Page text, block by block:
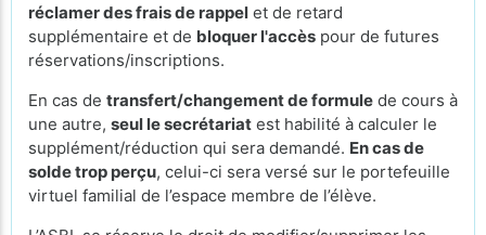
réclamer des frais de rappel et de retard
supplémentaire et de bloquer l'accès pour de futures
réservations/inscriptions.
En cas de transfert/changement de formule de cours à
une autre, seul le secrétariat est habilité à calculer le
supplément/réduction qui sera demandé. En cas de
solde trop perçu, celui-ci sera versé sur le portefeuille
virtuel familial de l’espace membre de l’élève.